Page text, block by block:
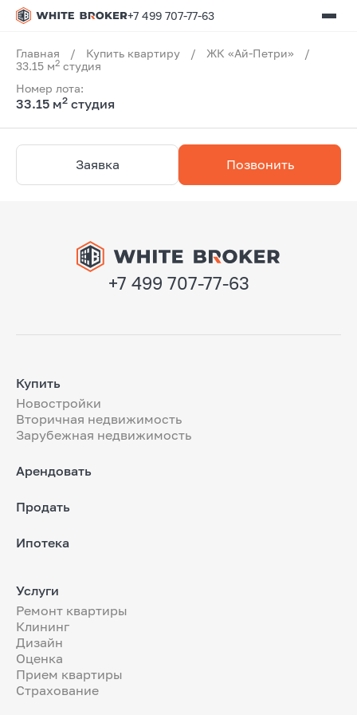
+7 499 707-77-63
Главная / Купить квартиру / ЖК «Ай-Петри»
/
33.15 м2 студия
Номер лота:
33.15 м2 студия
Заявка Позвонить
+7 499 707-77-63
Купить
Новостройки
Вторичная недвижимость
Зарубежная недвижимость
Арендовать
Продать
Ипотека
Услуги
Ремонт квартиры
Клининг
Дизайн
Оценка
Прием квартиры
Страхование